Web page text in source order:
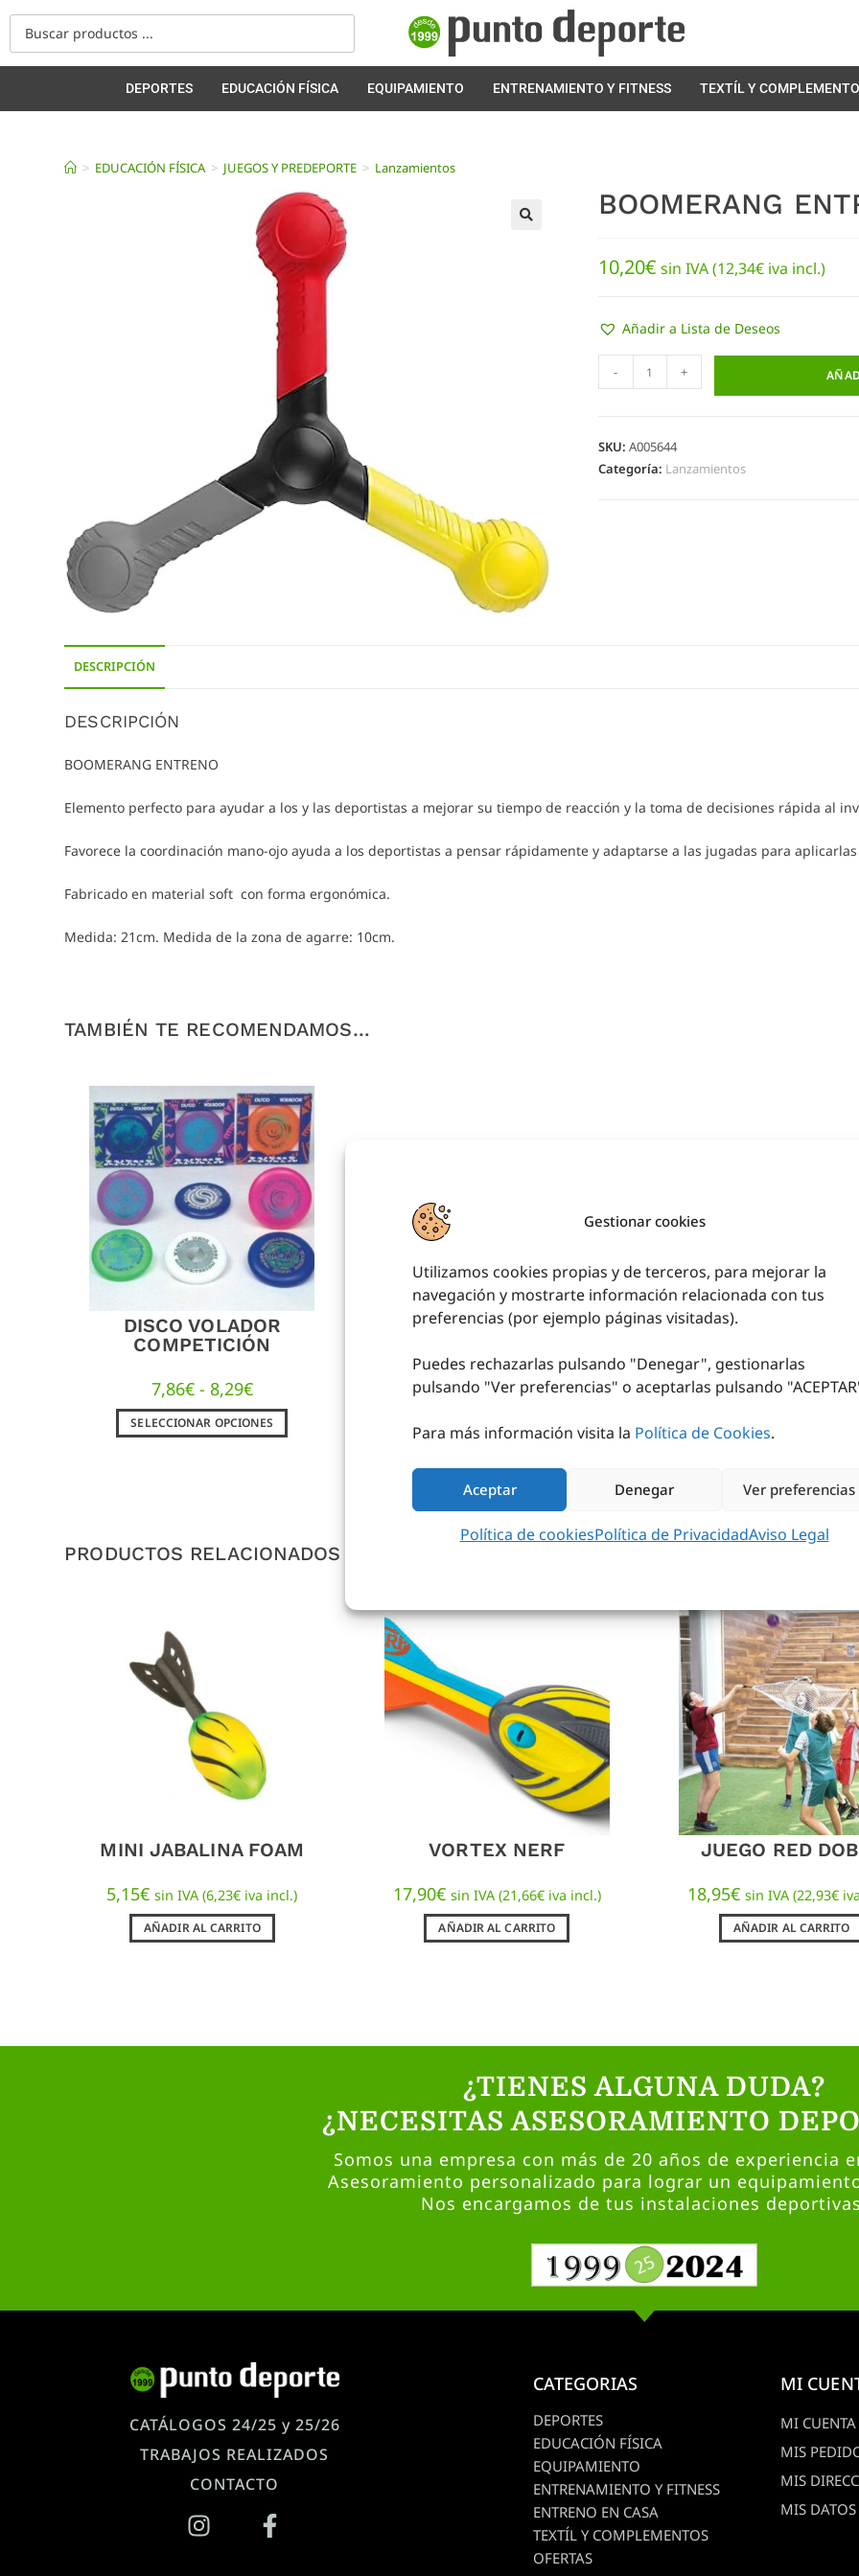
Gestionar cookies
Utilizamos cookies propias y de terceros, para mejorar la
navegación y mostrarte información relacionada con tus
preferencias (por ejemplo páginas visitadas).
Puedes rechazarlas pulsando "Denegar", gestionarlas
pulsando "Ver preferencias" o aceptarlas pulsando
Para más información visita la Política de Cookies.
Aceptar Denegar Ver preferencias
Política de cookiesPolítica de PrivacidadAviso Legal
DEPORTES EDUCACIÓN FÍSICA EQUIPAMIENTO ENTRENAMIENTO Y FITNESS TEXTÍL Y
> EDUCACIÓN FÍSICA > JUEGOS Y PREDEPORTE > Lanzamientos
BOOMERANG
10,20€ sin IVA (12,34€iva incl.)
Añadir a Lista de Deseos
- +
SKU: A005644
Categoría: Lanzamientos
DESCRIPCIÓN
DESCRIPCIÓN
BOOMERANG ENTRENO
Elemento perfecto para ayudar a los y las deportistas a mejorar su tiempo de reacción y la toma de decisiones rápida al
Favorece la coordinación mano-ojo ayuda a los deportistas a pensar rápidamente y adaptarse a las jugadas para
Fabricado en material soft con forma ergonómica.
Medida: 21cm. Medida de la zona de agarre: 10cm.
TAMBIÉN TE RECOMENDAMOS…
DISCO VOLADOR
COMPETICIÓN
7,86€ - 8,29€
SELECCIONAR OPCIONES
PRODUCTOS RELACIONADOS
MINI JABALINA FOAM
5,15€ sin IVA (6,23€ iva incl.)
AÑADIR AL CARRITO
VORTEX NERF
17,90€ sin IVA (21,66€iva incl.)
AÑADIR AL CARRITO
JUEGO RED
18,95€ sin IVA (22,93€
AÑADIR AL CARRITO
¿TIENES ALGUNA DUDA?
¿NECESITAS ASESORAMIENTO
Somos una empresa con más de 20 años de experiencia
Asesoramiento personalizado para lograr un
Nos encargamos de tus instalaciones
CATÁLOGOS 24/25 y 25/26
TRABAJOS REALIZADOS
CONTACTO
CATEGORIAS
DEPORTES
EDUCACIÓN FÍSICA
EQUIPAMIENTO
ENTRENAMIENTO Y FITNESS
ENTRENO EN CASA
TEXTÍL Y COMPLEMENTOS
OFERTAS
MI
MI CUENTA
MIS
MIS
MIS DATOS